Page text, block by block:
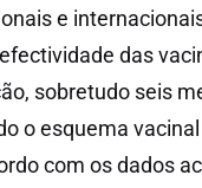
e
das
sobretudo seis
o esquema
com os dados